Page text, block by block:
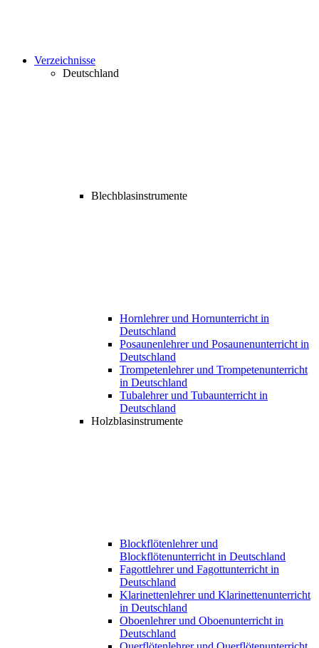
Verzeichnisse
Deutschland
Blechblasinstrumente
Hornlehrer und Hornunterricht in
Deutschland
Posaunenlehrer und Posaunenunterricht in
Deutschland
Trompetenlehrer und Trompetenunterricht
in Deutschland
Tubalehrer und Tubaunterricht in
Deutschland
Holzblasinstrumente
Blockflötenlehrer und
Blockflötenunterricht in Deutschland
Fagottlehrer und Fagottunterricht in
Deutschland
Klarinettenlehrer und Klarinettenunterricht
in Deutschland
Oboenlehrer und Oboenunterricht in
Deutschland